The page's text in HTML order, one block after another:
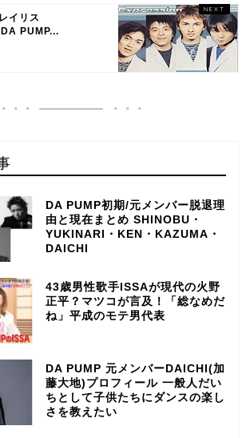
イリス
PUMP...
DA PUMP初期/元メンバー脱退理
由と現在まとめ SHINOBU・
YUKINARI・KEN・KAZUMA・
DAICHI
43歳男性歌手ISSAが現代の火野
正平？マツコが言及！「総なめだ
ね」平成のモテ男代表
DA PUMP 元メンバーDAICHI(加
藤大地)プロフィール 一般人だい
ちとして子供たちにダンスの楽し
さを教えたい